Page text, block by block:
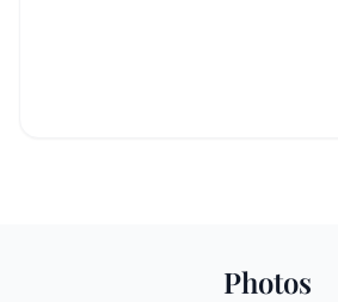
Photos